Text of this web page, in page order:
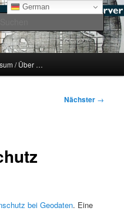
/ Über …
Nächster →
bei Geodaten. Eine
German